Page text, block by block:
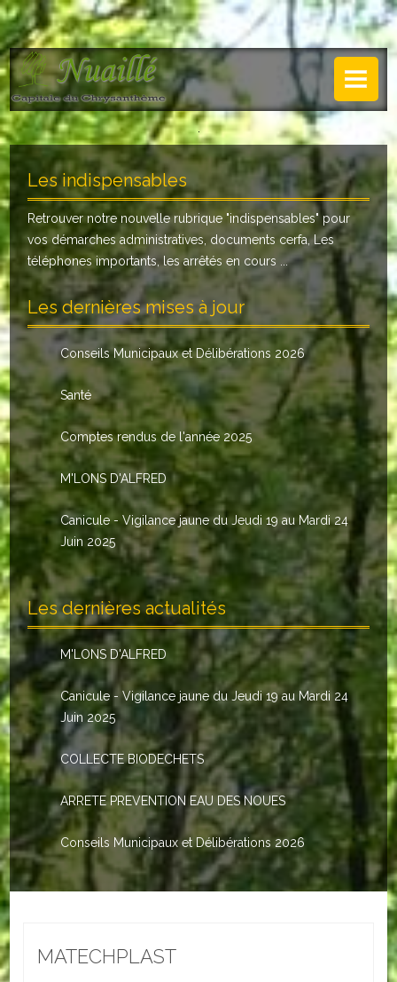
NUAILLÉ
Plan de Nuaillé
Sentiers pédestres
Guide annuel
Histoire
Galerie
LA MAIRIE
Horaires
Agence postale
Le conseil municipal
Les élus
Les commissions
Les comptes rendus
Le personnel communal
L'Echo de Nuaillé
Tarifs et locations
Galeries photos
INDISPENSABLES
Nouveaux arrivants
Le PACS
Voter
Bientôt 16 ans
Urbanisme
.
Les indispensables
Retrouver notre nouvelle rubrique "indispensables" pour
vos démarches administratives, documents cerfa, Les
téléphones importants, les arrêtés en cours ...
Les dernières mises à jour
Conseils Municipaux et Délibérations 2026
Santé
Comptes rendus de l'année 2025
M'LONS D'ALFRED
Canicule - Vigilance jaune du Jeudi 19 au Mardi 24
Juin 2025
Les dernières actualités
M'LONS D'ALFRED
Canicule - Vigilance jaune du Jeudi 19 au Mardi 24
Juin 2025
COLLECTE BIODECHETS
ARRETE PREVENTION EAU DES NOUES
Conseils Municipaux et Délibérations 2026
MATECHPLAST